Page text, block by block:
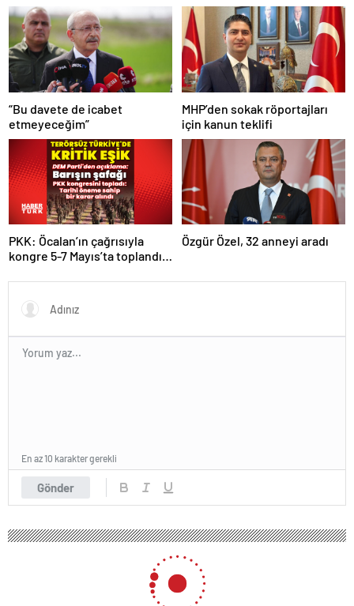
“Bu davete de icabet
etmeyeceğim”
MHP’den sokak röportajları
için kanun teklifi
PKK: Öcalan’ın çağrısıyla
kongre 5-7 Mayıs’ta toplandı!
Özgür Özel, 32 anneyi aradı
Gönder
En az 10 karakter gerekli